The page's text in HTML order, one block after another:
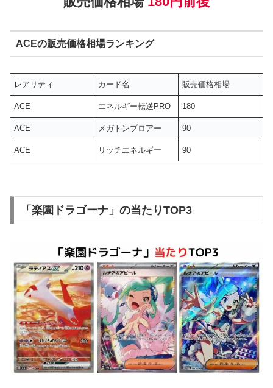
ACEの販売価格相場ランキング
レアリティ カード名 販売価格相場
ACE エネルギー転送PRO 180
ACE メガトンブロアー 90
ACE リッチエネルギー 90
「楽園ドラゴーナ」の当たりTOP3